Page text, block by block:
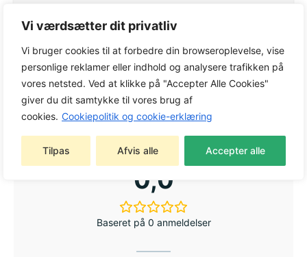
Vi værdsætter dit privatliv
Vi bruger cookies til at forbedre din browseroplevelse, vise
personlige reklamer eller indhold og analysere trafikken på
vores netsted. Ved at klikke på "Accepter Alle Cookies"
giver du dit samtykke til vores brug af
cookies. Cookiepolitik og cookie-erklæring
Tilpas Afvis alle Accepter alle
Tankvolumen l
0,71
Vægt kg1) 4,8
0,0
Baseret på 0 anmeldelser